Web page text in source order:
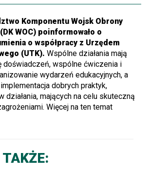
Komponentu Wojsk Obrony
WOC) poinformowało o
o współpracy z Urzędem
(UTK). Wspólne działania mają
doświadczeń, wspólne ćwiczenia i
wydarzeń edukacyjnych, a
dobrych praktyk,
działania, mających na celu skuteczną
Więcej na ten temat